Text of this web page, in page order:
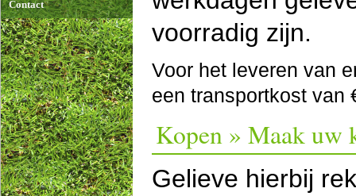
Contact
voorradig zijn.
Voor het leveren van
een transportkost van
Kopen » Maak uw
Gelieve hierbij